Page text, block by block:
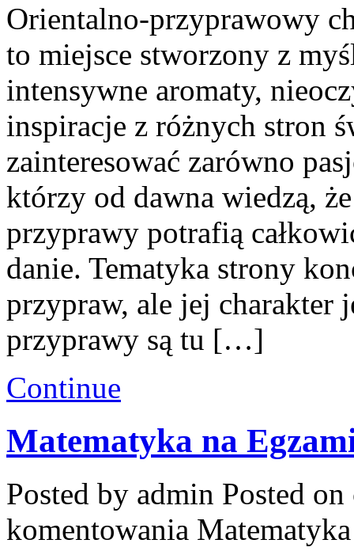
Orientalno-przyprawowy
to miejsce stworzony z
intensywne aromaty,
inspiracje z różnych stron
zainteresować zarówno
którzy od dawna wiedzą,
przyprawy potrafią
danie. Tematyka strony
przypraw, ale jej charakter
przyprawy są tu […]
Continue
Matematyka na
Posted by admin Posted
komentowania